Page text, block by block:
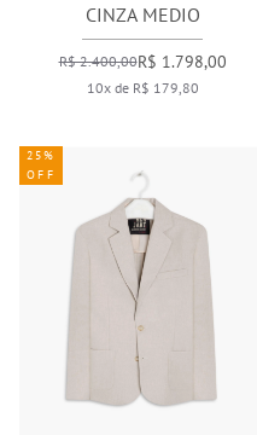
CINZA MEDIO
R$ 2.400,00R$ 1.798,00
10x de R$ 179,80
25%
OFF